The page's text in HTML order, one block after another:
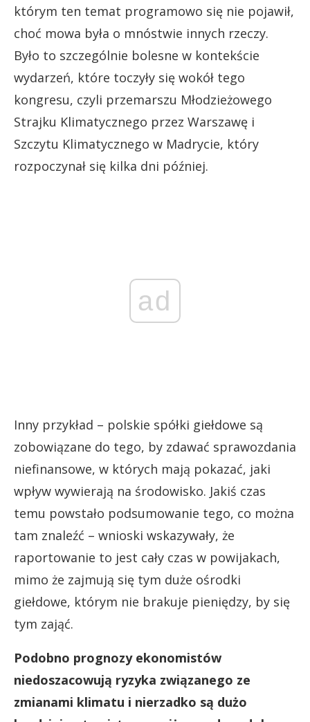
którym ten temat programowo się nie pojawił,
choć mowa była o mnóstwie innych rzeczy.
Było to szczególnie bolesne w kontekście
wydarzeń, które toczyły się wokół tego
kongresu, czyli przemarszu Młodzieżowego
Strajku Klimatycznego przez Warszawę i
Szczytu Klimatycznego w Madrycie, który
rozpoczynał się kilka dni później.
ad
Inny przykład – polskie spółki giełdowe są
zobowiązane do tego, by zdawać sprawozdania
niefinansowe, w których mają pokazać, jaki
wpływ wywierają na środowisko. Jakiś czas
temu powstało podsumowanie tego, co można
tam znaleźć – wnioski wskazywały, że
raportowanie to jest cały czas w powijakach,
mimo że zajmują się tym duże ośrodki
giełdowe, którym nie brakuje pieniędzy, by się
tym zająć.
Podobno prognozy ekonomistów
niedoszacowują ryzyka związanego ze
zmianami klimatu i nierzadko są dużo